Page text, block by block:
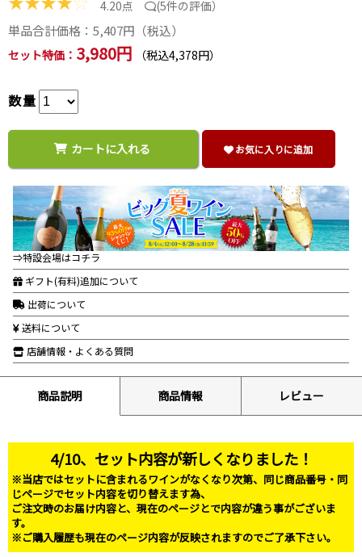
4.20点 (5件の評価）
単品合計価格： 5,407円（税込）
セット特価： 3,980円 （税込4,378円）
数量
カートに入れる お気に入りに追加
⇒特設会場はコチラ
ギフト(有料)追加について
出荷について
送料について
店舗情報・よくある質問
商品説明 商品情報 レビュー
4/10、セット内容が新しくなりました！
※当店ではセットに含まれるワインがなくなり次第、同じ商品番号・同
じページでセット内容を切り替えます為、
ご注文時のお届け内容と、現在のページとで内容が違う事がございま
す。
※ご購入履歴も現在のページ内容が反映されますのでご了承下さい。